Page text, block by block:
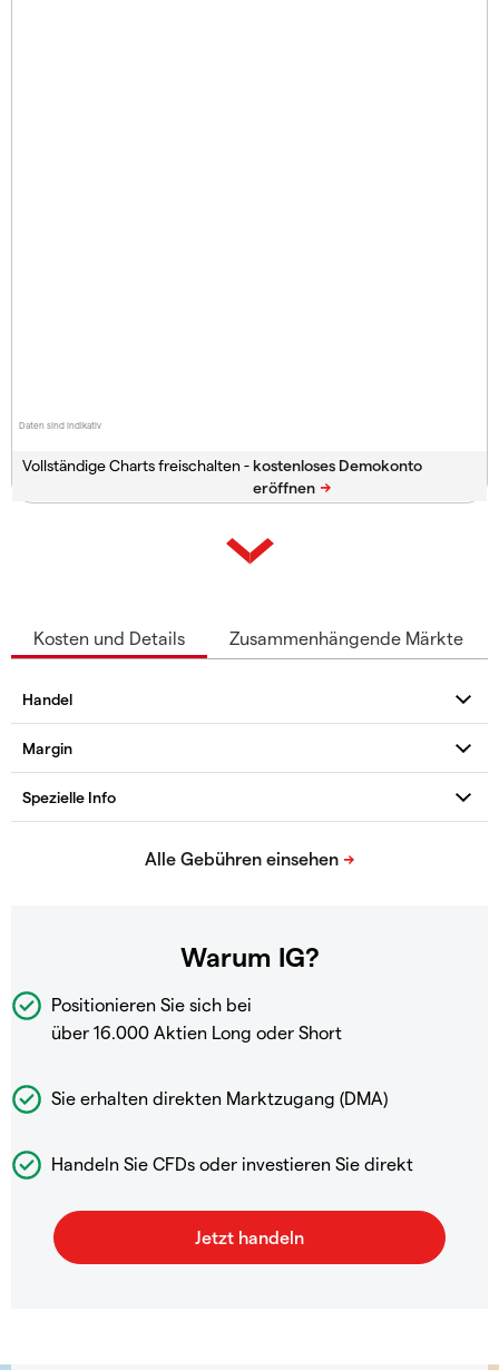
Daten sind indikativ
Vollständige Charts freischalten -
Kosten und Details Zusammenhängende Märkte
Warum IG?
Positionieren Sie sich bei
über 16.000 Aktien Long oder Short
Sie erhalten direkten Marktzugang (DMA)
Handeln Sie CFDs oder investieren Sie direkt